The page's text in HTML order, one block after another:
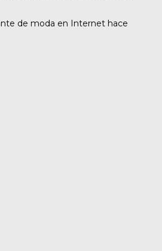
de moda en Internet hace